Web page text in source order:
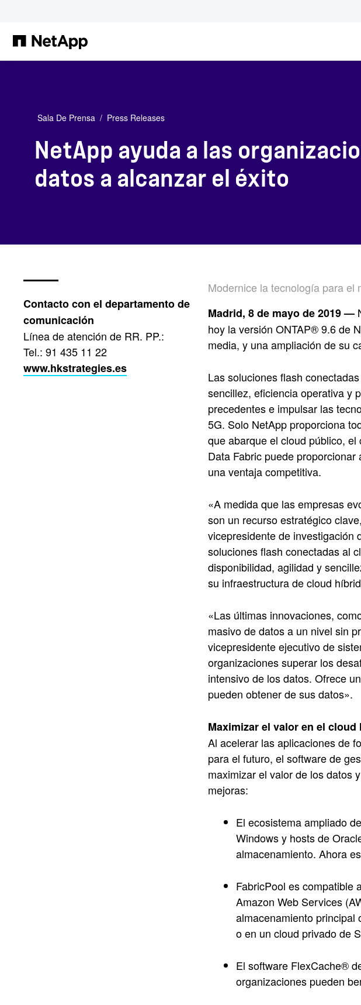
Sala De Prensa Press Releases
NetApp ayuda a las
datos a alcanzar el éxito
Contacto con el departamento de
comunicación
Línea de atención de RR. PP.:
Tel.: 91 435 11 22
www.hkstrategies.es
Modernice la tecnología para el
Madrid, 8 de mayo de 2019 —
hoy la versión ONTAP® 9.6 de
media, y una ampliación de su
Las soluciones flash
sencillez, eficiencia operativa y
precedentes e impulsar las
5G. Solo NetApp proporciona
que abarque el cloud público,
Data Fabric puede
una ventaja competitiva.
«A medida que las empresas
son un recurso estratégico
vicepresidente de investigación
soluciones flash conectadas al
disponibilidad, agilidad y
su infraestructura de cloud
«Las últimas innovaciones,
masivo de datos a un nivel sin
vicepresidente ejecutivo de
organizaciones superar los
intensivo de los datos. Ofrece
pueden obtener de sus datos».
Maximizar el valor en el
Al acelerar las aplicaciones de
para el futuro, el software de
maximizar el valor de los datos
mejoras:
El ecosistema ampliado
Windows y hosts de
almacenamiento. Ahora
FabricPool es compatible
Amazon Web Services
almacenamiento principal
o en un cloud privado de
El software FlexCache®
organizaciones pueden